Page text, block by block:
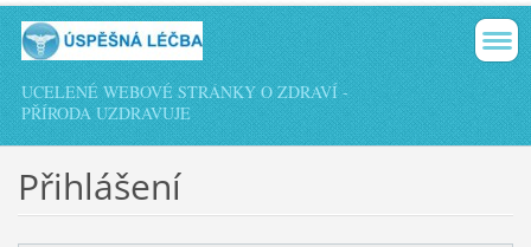
UCELENÉ WEBOVÉ STRÁNKY O ZDRAVÍ -
PŘÍRODA UZDRAVUJE
Přihlášení